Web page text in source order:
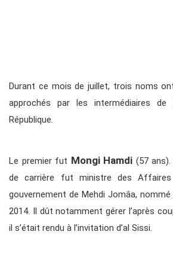
Durant ce mois de juillet, trois noms
approchés par les intermédiaires
République.
Le premier fut Mongi Hamdi (57
de carrière fut ministre des Affaires
gouvernement de Mehdi Jomâa,
2014. Il dût notamment gérer l’après
il s’était rendu à l’invitation d’al Sissi.